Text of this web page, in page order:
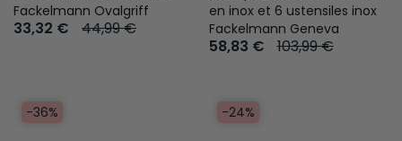
Fackelmann Ovalgriff
33,32 € 44,99 €
en inox et 6 ustensiles inox
Fackelmann Geneva
58,83 € 103,99 €
-36% -24%